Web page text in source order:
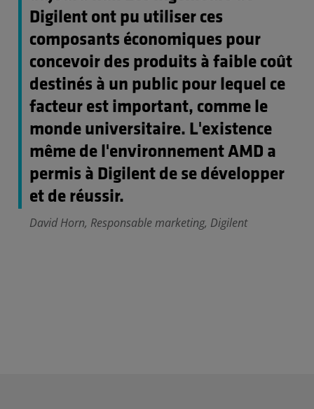
Digilent ont pu utiliser ces
composants économiques pour
concevoir des produits à faible coût
destinés à un public pour lequel ce
facteur est important, comme le
monde universitaire. L'existence
même de l'environnement AMD a
permis à Digilent de se développer
et de réussir.
David Horn, Responsable marketing, Digilent